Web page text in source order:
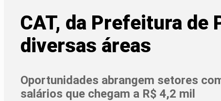
CAT, da Prefeitura de
diversas áreas
Oportunidades abrangem setores
salários que chegam a R$ 4,2 mil